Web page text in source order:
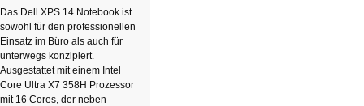
Das Dell XPS 14 Notebook ist
sowohl für den professionellen
Einsatz im Büro als auch für
unterwegs konzipiert.
Ausgestattet mit einem Intel
Core Ultra X7 358H Prozessor
mit 16 Cores, der neben